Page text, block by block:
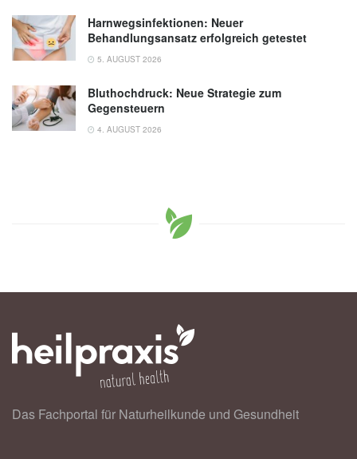
Harnwegsinfektionen: Neuer
Behandlungsansatz erfolgreich getestet
5. AUGUST 2026
Bluthochdruck: Neue Strategie zum
Gegensteuern
4. AUGUST 2026
Das Fachportal für Naturheilkunde und Gesundheit